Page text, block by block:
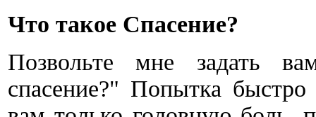
Что такое Спасение?
Позвольте мне задать
спасение?" Попытка быстро